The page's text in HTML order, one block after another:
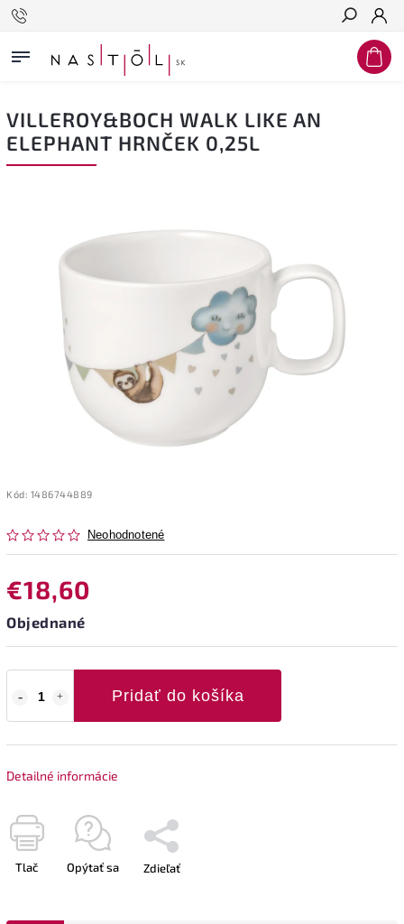
Hľadať
VILLEROY&BOCH WALK LIKE AN
ELEPHANT HRNČEK 0,25L
Kód: 1486744889
Neohodnotené
€18,60
Objednané
Pridať do košíka
Detailné informácie
Tlač Opýtať sa Zdieľať